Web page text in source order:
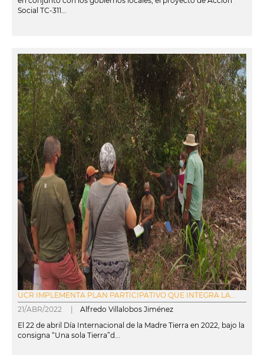
Social TC-311...
UCR IMPLEMENTA PLAN PARTICIPATIVO QUE INTEGRA LA...
21/ABR/2022 | Alfredo Villalobos Jiménez
El 22 de abril Día Internacional de la Madre Tierra en 2022, bajo la
consigna “Una sola Tierra”d...